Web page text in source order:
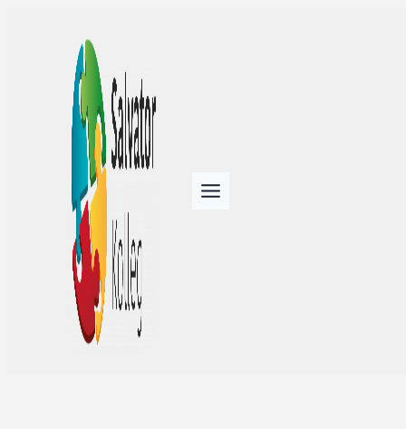
Titel des Inhalts-Blocks #1
Nam impedit natus non vivamus error. Beatae magnam
quis dolorum corporis vestibulum, velit phasellus pharetra!
Diam habitant mi eleifend ullamco est quasi diam enim!
Est hic corporis interdum iusto mattis, natus habitant,
pretium! Pede ultricies eleifend
Titel des Inhalts-Blocks #2
Nam impedit natus non vivamus error. Beatae magnam
quis dolorum corporis vestibulum, velit phasellus pharetra!
Diam habitant mi eleifend ullamco est quasi diam enim!
Est hic corporis interdum iusto mattis, natus habitant,
pretium! Pede ultricies eleifend